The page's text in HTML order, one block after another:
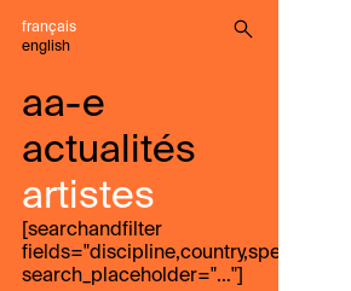
français
english
aa-e
actualités
artistes
[searchandfilter
search_placeholder="…"]